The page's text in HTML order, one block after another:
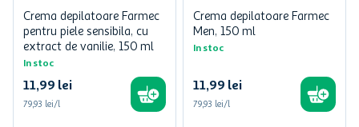
Crema depilatoare Farmec
pentru piele sensibila, cu
extract de vanilie, 150 ml
In stoc
11,99 lei
79,93 lei/l
Crema depilatoare Farmec
Men, 150 ml
In stoc
11,99 lei
79,93 lei/l